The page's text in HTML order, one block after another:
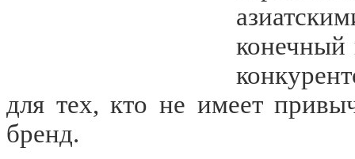
конечный
для тех, кто не имеет
бренд.